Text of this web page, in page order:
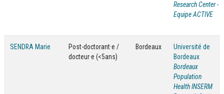
Research Center -
Equipe ACTIVE
SENDRA Marie
Post-doctorant·e /
docteur·e (<5ans)
Bordeaux
Université de
Bordeaux
Bordeaux
Population
Health INSERM